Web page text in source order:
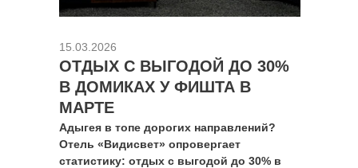
15.03.2026
ОТДЫХ С ВЫГОДОЙ ДО 30%
В ДОМИКАХ У ФИШТА В
МАРТЕ
Адыгея в топе дорогих направлений?
Отель «Видисвет» опровергает
статистику: отдых с выгодой до 30% в